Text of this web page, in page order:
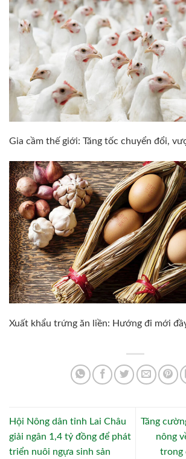
Gia cầm thế giới: Tăng tốc chuyển đổi,
Xuất khẩu trứng ăn liền: Hướng đi mới
Hội Nông dân tỉnh Lai Châu
giải ngân 1,4 tỷ đồng để phát
triển nuôi ngựa sinh sản
Tăng
nông
trong